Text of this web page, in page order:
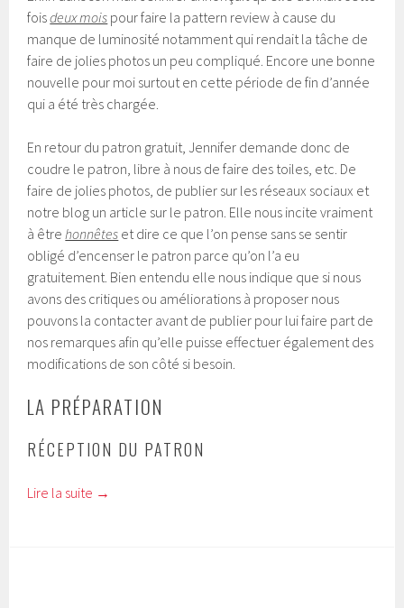
foisdeux mois pour faire la pattern review à cause du
manque de luminosité notamment qui rendait la tâche de
faire de jolies photos un peu compliqué. Encore une bonne
nouvelle pour moi surtout en cette période de fin d’année
qui a été très chargée.
En retour du patron gratuit, Jennifer demande donc de
coudre le patron, libre à nous de faire des toiles, etc. De
faire de jolies photos, de publier sur les réseaux sociaux et
notre blog un article sur le patron. Elle nous incite vraiment
à être honnêtes et dire ce que l’on pense sans se sentir
obligé d’encenser le patron parce qu’on l’a eu
gratuitement. Bien entendu elle nous indique que si nous
avons des critiques ou améliorations à proposer nous
pouvons la contacter avant de publier pour lui faire part de
nos remarques afin qu’elle puisse effectuer également des
modifications de son côté si besoin.
LA PRÉPARATION
RÉCEPTION DU PATRON
Lire la suite →